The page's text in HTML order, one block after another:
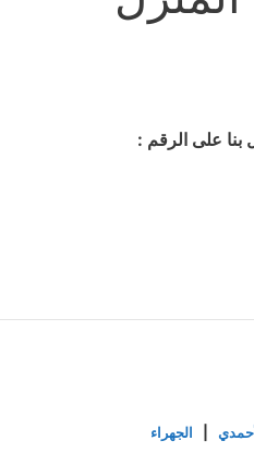
بنا على الرقم :
الجهراء